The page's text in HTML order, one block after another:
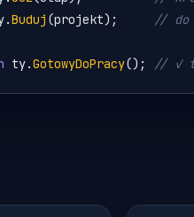
.Buduj (projekt);
// do
ty.GotowyDoPracy(); // ✓